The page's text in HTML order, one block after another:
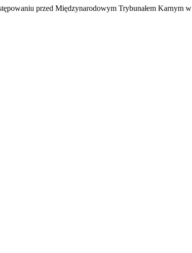
przed Międzynarodowym Trybunałem Karnym